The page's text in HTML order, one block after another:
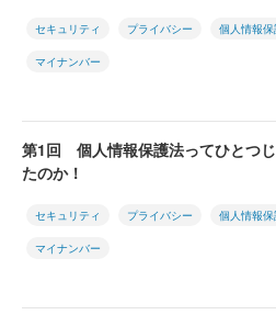
セキュリティ プライバシー 個人情報
マイナンバー
第1回 個人情報保護法ってひとつ
たのか！
セキュリティ プライバシー 個人情報
マイナンバー